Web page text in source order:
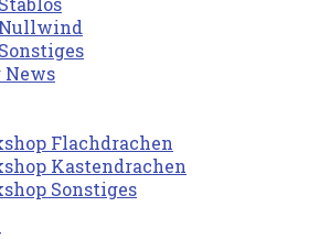
Flachdrachen
Kastendrachen
Sonstiges